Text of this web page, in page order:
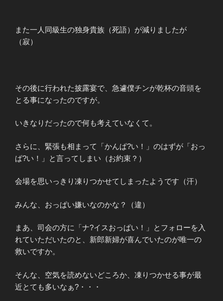
また一人同級生の独身貴族（死語）が減りましたが
（寂）
その後に行われた披露宴で、急遽僕チンが乾杯の音頭を
とる事になったのですが。
いきなりだったので何も考えていなくて。
さらに、緊張も相まって「かんぱ?い！」のはずが「おっ
ぱ?い！」と言ってしまい（お約束？）
会場を思いっきり凍りつかせてしまったようです（汗）
みんな、おっぱい嫌いなのかな？（違）
まあ、司会の方に「ナ?イスおっぱい！」とフォローを入
れていただいたのと、新郎新婦が喜んでいたのが唯一の
救いですか。
そんな、空気を読めないどころか、凍りつかせる事が最
近とても多いなぁ?・・・